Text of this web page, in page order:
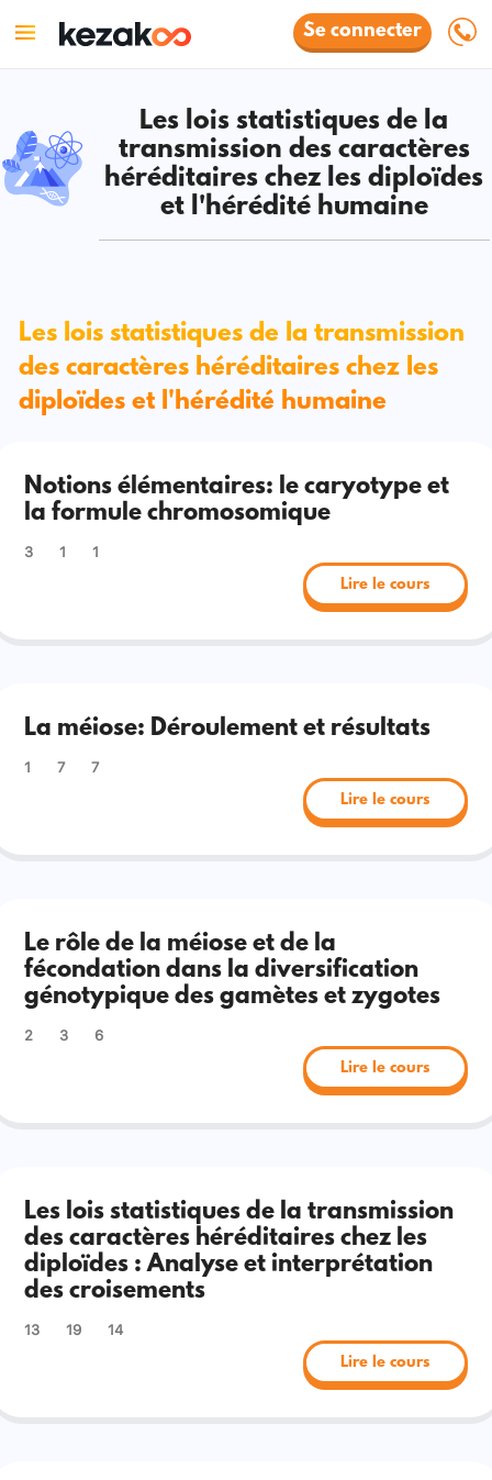
Se connecter
Les lois statistiques de la
transmission des caractères
héréditaires chez les diploïdes
et l'hérédité humaine
Les lois statistiques de la transmission
des caractères héréditaires chez les
diploïdes et l'hérédité humaine
Notions élémentaires: le caryotype et
la formule chromosomique
3 1 1
Lire le cours
La méiose: Déroulement et résultats
1 7 7
Lire le cours
Le rôle de la méiose et de la
fécondation dans la diversification
génotypique des gamètes et zygotes
2 3 6
Lire le cours
Les lois statistiques de la transmission
des caractères héréditaires chez les
diploïdes : Analyse et interprétation
des croisements
13 19 14
Lire le cours